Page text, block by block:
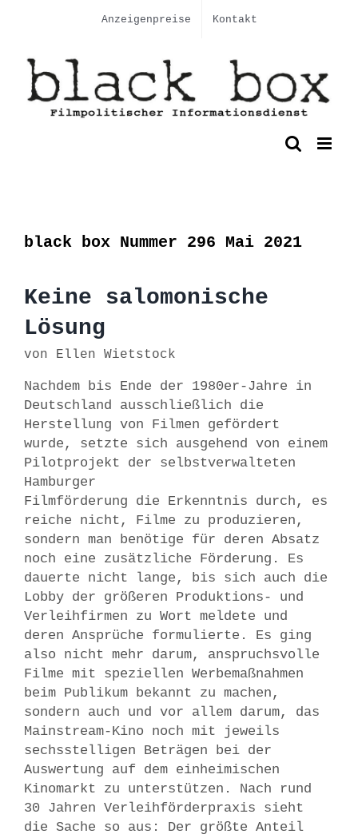
Anzeigenpreise Kontakt
black box Nummer 296 Mai 2021
Keine salomonische
Lösung
von Ellen Wietstock
Nachdem bis Ende der 1980er-Jahre in
Deutschland ausschließlich die
Herstellung von Filmen gefördert
wurde, setzte sich ausgehend von einem
Pilotprojekt der selbstverwalteten
Hamburger
Filmförderung die Erkenntnis durch, es
reiche nicht, Filme zu produzieren,
sondern man benötige für deren Absatz
noch eine zusätzliche Förderung. Es
dauerte nicht lange, bis sich auch die
Lobby der größeren Produktions- und
Verleihfirmen zu Wort meldete und
deren Ansprüche formulierte. Es ging
also nicht mehr darum, anspruchsvolle
Filme mit speziellen Werbemaßnahmen
beim Publikum bekannt zu machen,
sondern auch und vor allem darum, das
Mainstream-Kino noch mit jeweils
sechsstelligen Beträgen bei der
Auswertung auf dem einheimischen
Kinomarkt zu unterstützen. Nach rund
30 Jahren Verleihförderpraxis sieht
die Sache so aus: Der größte Anteil